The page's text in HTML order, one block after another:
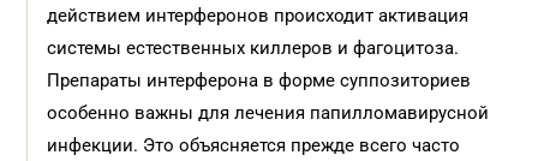
действием интерферонов происходит активация
системы естественных киллеров и фагоцитоза.
Препараты интерферона в форме суппозиториев
особенно важны для лечения папилломавирусной
инфекции. Это объясняется прежде всего часто